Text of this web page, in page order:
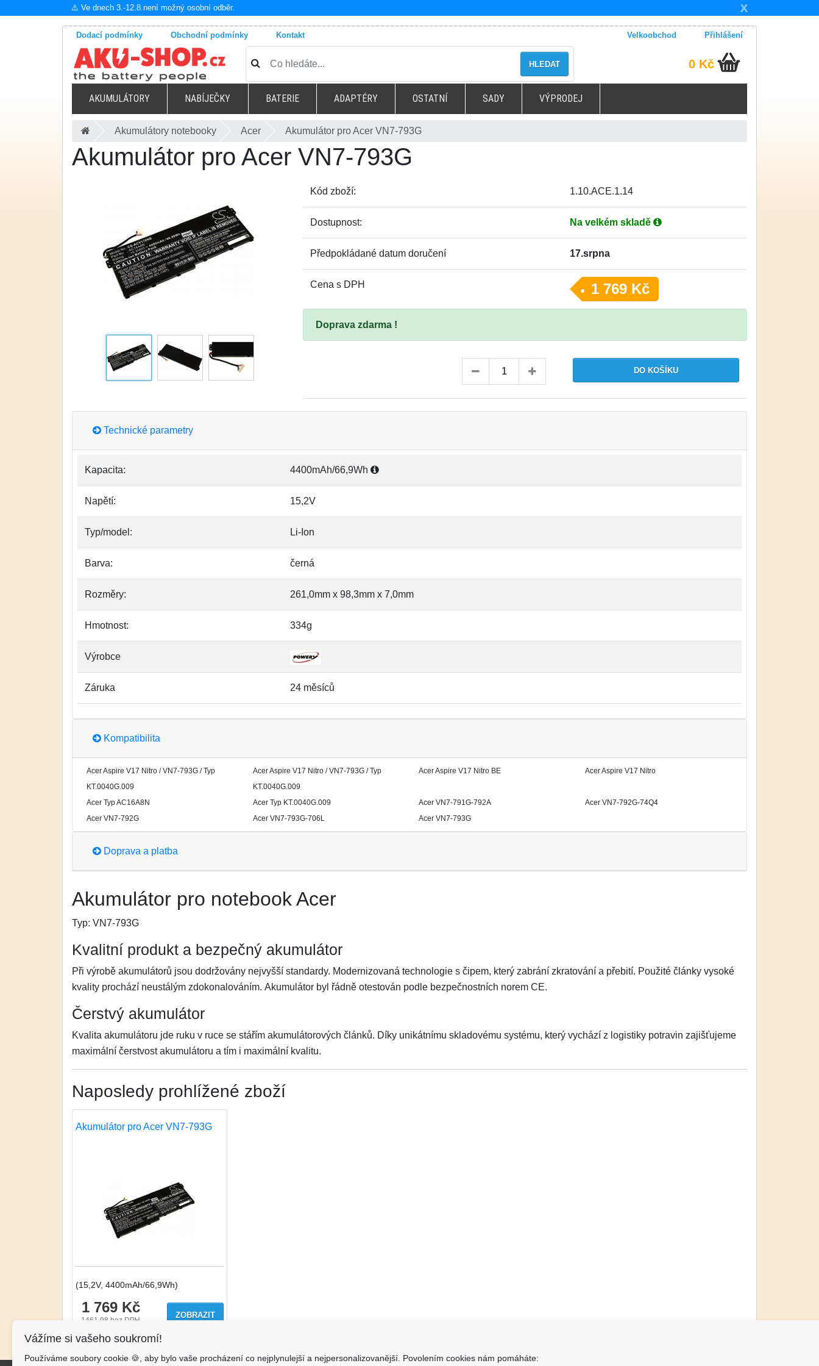
X
⚠️ Ve dnech 3.-12.8.není možný osobní odběr.
Dodací podmínky Obchodní podmínky Kontakt Velkoobchod Přihlášení
HLEDAT 0 Kč
AKUMULÁTORY NABÍJEČKY BATERIE ADAPTÉRY OSTATNÍ SADY VÝPRODEJ
Akumulátory notebooky Acer Akumulátor pro Acer VN7-793G
Akumulátor pro Acer VN7-793G
Kód zboží: 1.10.ACE.1.14
Dostupnost: Na velkém skladě
Předpokládané datum doručení 17.srpna
Cena s DPH 1 769 Kč
Doprava zdarma !
Technické parametry
Kapacita: 4400mAh/66,9Wh
Napětí: 15,2V
Typ/model: Li-Ion
Barva: černá
Rozměry: 261,0mm x 98,3mm x 7,0mm
Hmotnost: 334g
Výrobce
Záruka 24 měsíců
Kompatibilita
Acer Aspire V17 Nitro / VN7-793G / Typ
KT.0040G.009
Acer Aspire V17 Nitro / VN7-793G / Typ
KT.0040G.009
Acer Aspire V17 Nitro BE Acer Aspire V17 Nitro
Acer Typ AC16A8N Acer Typ KT.0040G.009 Acer VN7-791G-792A
Acer VN7-792G-74Q4
Acer VN7-792G
Acer VN7-793G-706L Acer VN7-793G
Doprava a platba
Akumulátor pro notebook Acer
Typ: VN7-793G
Kvalitní produkt a bezpečný akumulátor
Při výrobě akumulátorů jsou dodržovány nejvyšší standardy. Modernizovaná technologie s čipem, který zabrání zkratování a přebití. Použité články vysoké
kvality prochází neustálým zdokonalováním. Akumulátor byl řádně otestován podle bezpečnostních norem CE.
Čerstvý akumulátor
Kvalita akumulátoru jde ruku v ruce se stářím akumulátorových článků. Díky unikátnímu skladovému systému, který vychází z logistiky potravin zajišťujeme
maximální čerstvost akumulátoru a tím i maximální kvalitu.
Naposledy prohlížené zboží
Akumulátor pro Acer VN7-793G
(15,2V, 4400mAh/66,9Wh)
1 769 Kč
1461.98 bez DPH
ZOBRAZIT
Vážíme si vašeho soukromí!
Používáme soubory cookie 🍪, aby bylo vaše procházení co nejplynulejší a nejpersonalizovanější. Povolením cookies nám pomáháte: